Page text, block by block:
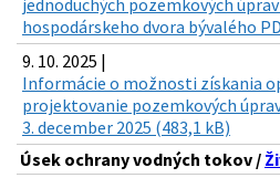
hospodárskeho dvora bývalého
9. 10. 2025 |
Informácie o možnosti získania
projektovanie pozemkových
3. december 2025 (483,1 kB)
Úsek ochrany vodných tokov /